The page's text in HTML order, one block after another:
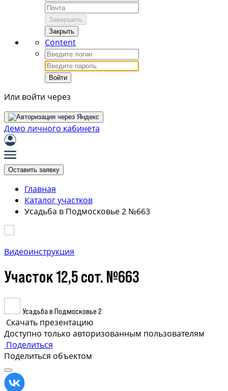
Завершить
Закрыть
Content
Войти
Или войти через
Демо личного кабинета
Оставить заявку
Главная
Каталог участков
Усадьба в Подмосковье 2 №663
Видеоинструкция
Участок 12,5 сот. №663
Усадьба в Подмосковье 2
Скачать презентацию
Доступно только авторизованным пользователям
Поделиться
Поделиться объектом